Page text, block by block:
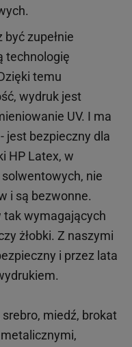
zupełnie
technologię
temu
wydruk jest
UV. I ma
jest bezpieczny dla
HP Latex, w
solwentowych, nie
i są bezwonne.
wymagających
żłobki. Z naszymi
i przez lata
miedź, brokat